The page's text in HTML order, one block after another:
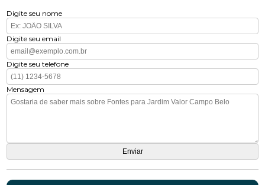
Digite seu nome
Digite seu email
Digite seu telefone
Mensagem